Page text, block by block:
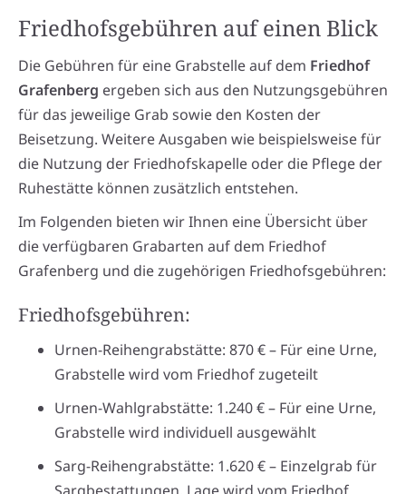
Friedhofsgebühren auf einen Blick
Die Gebühren für eine Grabstelle auf dem Friedhof
Grafenberg ergeben sich aus den Nutzungsgebühren
für das jeweilige Grab sowie den Kosten der
Beisetzung. Weitere Ausgaben wie beispielsweise für
die Nutzung der Friedhofskapelle oder die Pflege der
Ruhestätte können zusätzlich entstehen.
Im Folgenden bieten wir Ihnen eine Übersicht über
die verfügbaren Grabarten auf dem Friedhof
Grafenberg und die zugehörigen Friedhofsgebühren:
Friedhofsgebühren:
Urnen-Reihengrabstätte: 870 € – Für eine Urne,
Grabstelle wird vom Friedhof zugeteilt
Urnen-Wahlgrabstätte: 1.240 € – Für eine Urne,
Grabstelle wird individuell ausgewählt
Sarg-Reihengrabstätte: 1.620 € – Einzelgrab für